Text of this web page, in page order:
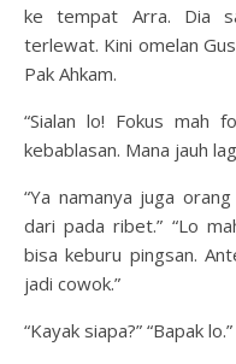
ke tempat Arra. Dia
terlewat. Kini omelan
Pak Ahkam.
“Sialan lo! Fokus mah
kebablasan. Mana jauh
“Ya namanya juga
dari pada ribet.” “Lo
bisa keburu pingsan.
jadi cowok.”
“Kayak siapa?” “Bapak lo.”